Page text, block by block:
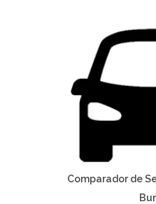
Comparador de